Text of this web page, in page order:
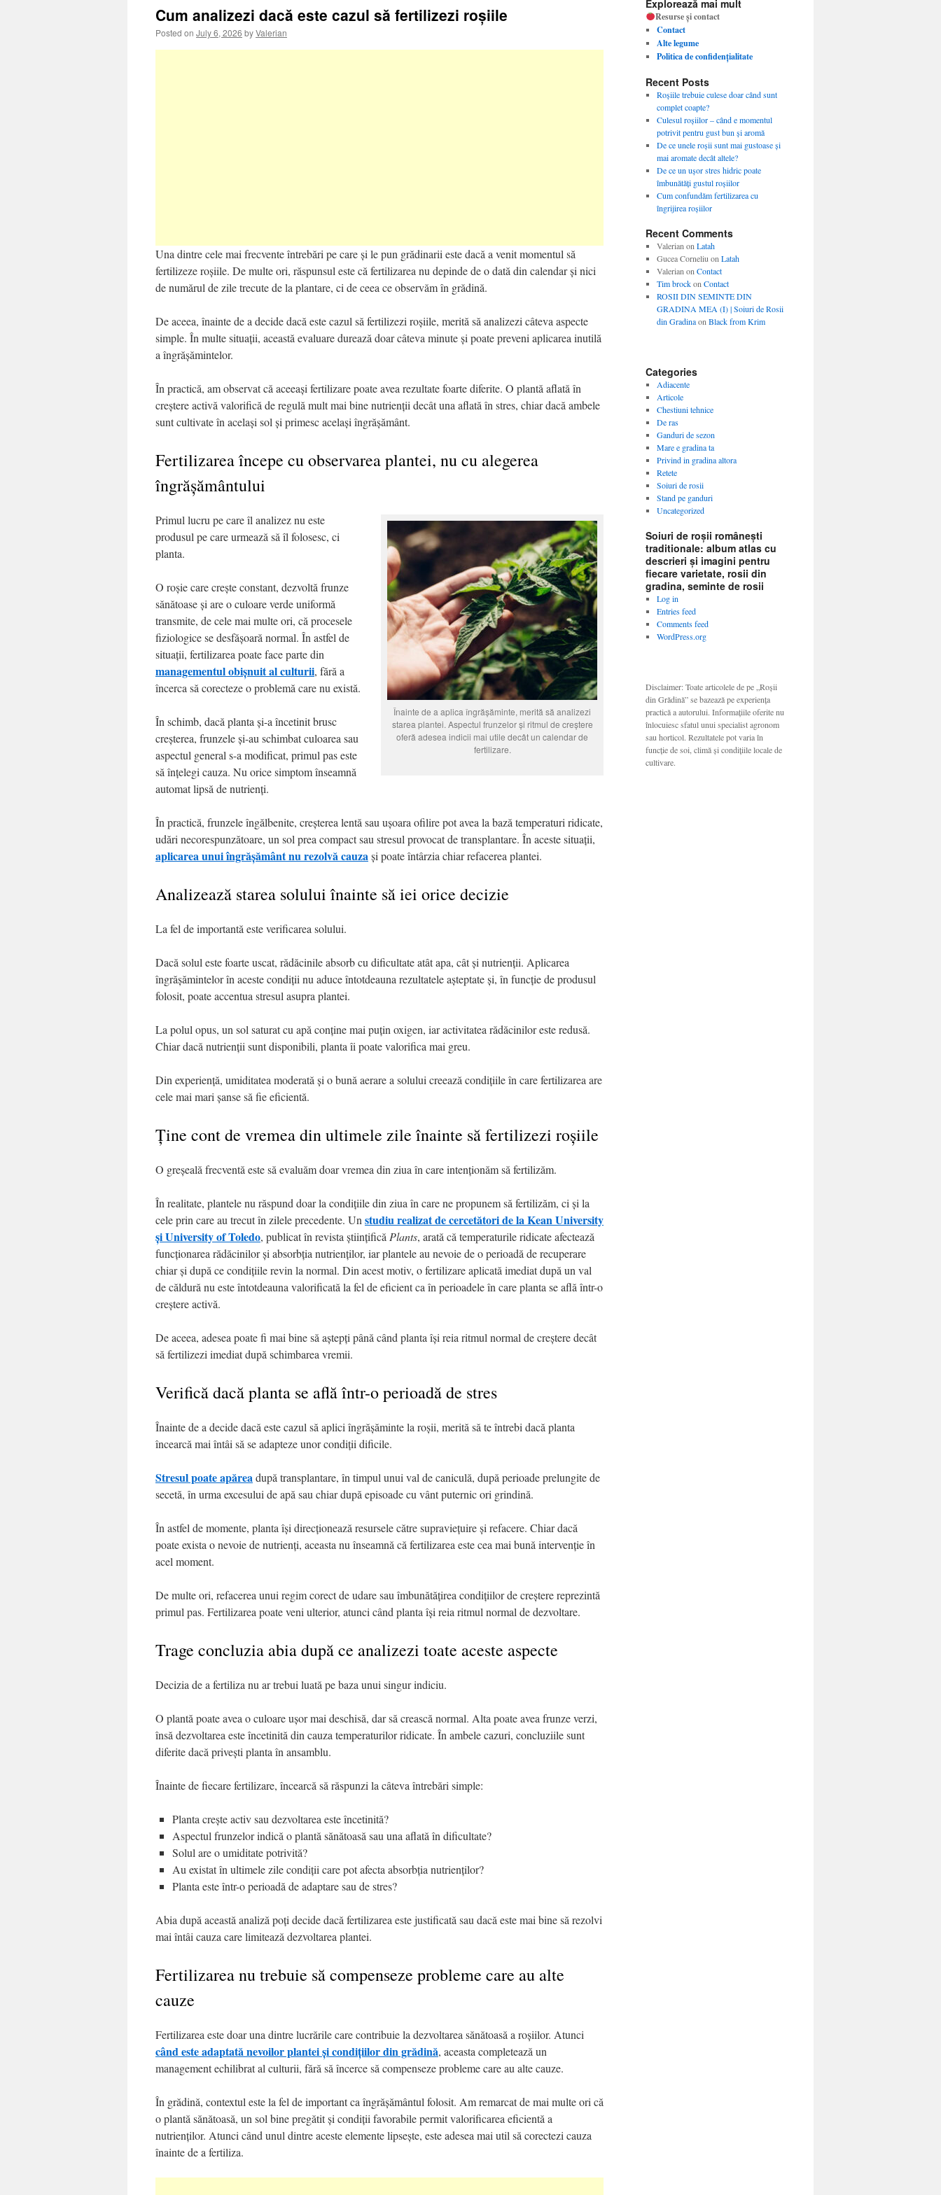
Cum analizezi dacă este cazul să fertilizezi roșiile
Posted on July 6, 2026 byValerian
Una dintre cele mai frecvente întrebări pe care și le pun grădinarii este dacă a venit momentul să
fertilizeze roșiile. De multe ori, răspunsul este că fertilizarea nu depinde de o dată din calendar și nici
de numărul de zile trecute de la plantare, ci de ceea ce observăm în grădină.
De aceea, înainte de a decide dacă este cazul să fertilizezi roșiile, merită să analizezi câteva aspecte
simple. În multe situații, această evaluare durează doar câteva minute și poate preveni aplicarea inutilă
a îngrășămintelor.
În practică, am observat că aceeași fertilizare poate avea rezultate foarte diferite. O plantă aflată în
creștere activă valorifică de regulă mult mai bine nutrienții decât una aflată în stres, chiar dacă ambele
sunt cultivate în același sol și primesc același îngrășământ.
Fertilizarea începe cu observarea plantei, nu cu alegerea
îngrășământului
Înainte de a aplica îngrășăminte, merită să analizezi
starea plantei. Aspectul frunzelor și ritmul de creștere
oferă adesea indicii mai utile decât un calendar de
fertilizare.
Primul lucru pe care îl analizez nu este
produsul pe care urmează să îl folosesc, ci
planta.
O roșie care crește constant, dezvoltă frunze
sănătoase și are o culoare verde uniformă
transmite, de cele mai multe ori, că procesele
fiziologice se desfășoară normal. În astfel de
situații, fertilizarea poate face parte din
managementul obișnuit al culturii, fără a
încerca să corecteze o problemă care nu există.
În schimb, dacă planta și-a încetinit brusc
creșterea, frunzele și-au schimbat culoarea sau
aspectul general s-a modificat, primul pas este
să înțelegi cauza. Nu orice simptom înseamnă
automat lipsă de nutrienți.
În practică, frunzele îngălbenite, creșterea lentă sau ușoara ofilire pot avea la bază temperaturi ridicate,
udări necorespunzătoare, un sol prea compact sau stresul provocat de transplantare. În aceste situații,
aplicarea unui îngrășământ nu rezolvă cauzași poate întârzia chiar refacerea plantei.
Analizează starea solului înainte să iei orice decizie
La fel de importantă este verificarea solului.
Dacă solul este foarte uscat, rădăcinile absorb cu dificultate atât apa, cât și nutrienții. Aplicarea
îngrășămintelor în aceste condiții nu aduce întotdeauna rezultatele așteptate și, în funcție de produsul
folosit, poate accentua stresul asupra plantei.
La polul opus, un sol saturat cu apă conține mai puțin oxigen, iar activitatea rădăcinilor este redusă.
Chiar dacă nutrienții sunt disponibili, planta îi poate valorifica mai greu.
Din experiență, umiditatea moderată și o bună aerare a solului creează condițiile în care fertilizarea are
cele mai mari șanse să fie eficientă.
Ține cont de vremea din ultimele zile înainte să fertilizezi roșiile
O greșeală frecventă este să evaluăm doar vremea din ziua în care intenționăm să fertilizăm.
În realitate, plantele nu răspund doar la condițiile din ziua în care ne propunem să fertilizăm, ci și la
cele prin care au trecut în zilele precedente. Un studiu realizat de cercetători de la Kean University
și University of Toledo, publicat în revista științifică Plants, arată că temperaturile ridicate afectează
funcționarea rădăcinilor și absorbția nutrienților, iar plantele au nevoie de o perioadă de recuperare
chiar și după ce condițiile revin la normal. Din acest motiv, o fertilizare aplicată imediat după un val
de căldură nu este întotdeauna valorificată la fel de eficient ca în perioadele în care planta se află într-o
creștere activă.
De aceea, adesea poate fi mai bine să aștepți până când planta își reia ritmul normal de creștere decât
să fertilizezi imediat după schimbarea vremii.
Verifică dacă planta se află într-o perioadă de stres
Înainte de a decide dacă este cazul să aplici îngrășăminte la roșii, merită să te întrebi dacă planta
încearcă mai întâi să se adapteze unor condiții dificile.
Stresul poate apăreadupă transplantare, în timpul unui val de caniculă, după perioade prelungite de
secetă, în urma excesului de apă sau chiar după episoade cu vânt puternic ori grindină.
În astfel de momente, planta își direcționează resursele către supraviețuire și refacere. Chiar dacă
poate exista o nevoie de nutrienți, aceasta nu înseamnă că fertilizarea este cea mai bună intervenție în
acel moment.
De multe ori, refacerea unui regim corect de udare sau îmbunătățirea condițiilor de creștere reprezintă
primul pas. Fertilizarea poate veni ulterior, atunci când planta își reia ritmul normal de dezvoltare.
Trage concluzia abia după ce analizezi toate aceste aspecte
Decizia de a fertiliza nu ar trebui luată pe baza unui singur indiciu.
O plantă poate avea o culoare ușor mai deschisă, dar să crească normal. Alta poate avea frunze verzi,
însă dezvoltarea este încetinită din cauza temperaturilor ridicate. În ambele cazuri, concluziile sunt
diferite dacă privești planta în ansamblu.
Înainte de fiecare fertilizare, încearcă să răspunzi la câteva întrebări simple:
Planta crește activ sau dezvoltarea este încetinită?
Aspectul frunzelor indică o plantă sănătoasă sau una aflată în dificultate?
Solul are o umiditate potrivită?
Au existat în ultimele zile condiții care pot afecta absorbția nutrienților?
Planta este într-o perioadă de adaptare sau de stres?
Abia după această analiză poți decide dacă fertilizarea este justificată sau dacă este mai bine să rezolvi
mai întâi cauza care limitează dezvoltarea plantei.
Fertilizarea nu trebuie să compenseze probleme care au alte
cauze
Fertilizarea este doar una dintre lucrările care contribuie la dezvoltarea sănătoasă a roșiilor. Atunci
când este adaptată nevoilor plantei și condițiilor din grădină, aceasta completează un
management echilibrat al culturii, fără să încerce să compenseze probleme care au alte cauze.
În grădină, contextul este la fel de important ca îngrășământul folosit. Am remarcat de mai multe ori că
o plantă sănătoasă, un sol bine pregătit și condiții favorabile permit valorificarea eficientă a
nutrienților. Atunci când unul dintre aceste elemente lipsește, este adesea mai util să corectezi cauza
înainte de a fertiliza.
Explorează mai mult
Resurse și contact
Contact
Alte legume
Politica de confidențialitate
Recent Posts
Roșiile trebuie culese doar când sunt
complet coapte?
Culesul roșiilor – când e momentul
potrivit pentru gust bun și aromă
De ce unele roșii sunt mai gustoase și
mai aromate decât altele?
De ce un ușor stres hidric poate
îmbunătăți gustul roșiilor
Cum confundăm fertilizarea cu
îngrijirea roșiilor
Recent Comments
Valerian on Latah
Gucea Corneliu on Latah
Valerian on Contact
Tim brockon Contact
ROSII DIN SEMINTE DIN
GRADINA MEA (I) | Soiuri de Rosii
din Gradinaon Black from Krim
Categories
Adiacente
Articole
Chestiuni tehnice
De ras
Ganduri de sezon
Mare e gradina ta
Privind in gradina altora
Retete
Soiuri de rosii
Stand pe ganduri
Uncategorized
Soiuri de roșii românești
traditionale: album atlas cu
descrieri și imagini pentru
fiecare varietate, rosii din
gradina, seminte de rosii
Log in
Entries feed
Comments feed
WordPress.org
Disclaimer: Toate articolele de pe „Roșii
din Grădină” se bazează pe experiența
practică a autorului. Informațiile oferite nu
înlocuiesc sfatul unui specialist agronom
sau horticol. Rezultatele pot varia în
funcție de soi, climă și condițiile locale de
cultivare.